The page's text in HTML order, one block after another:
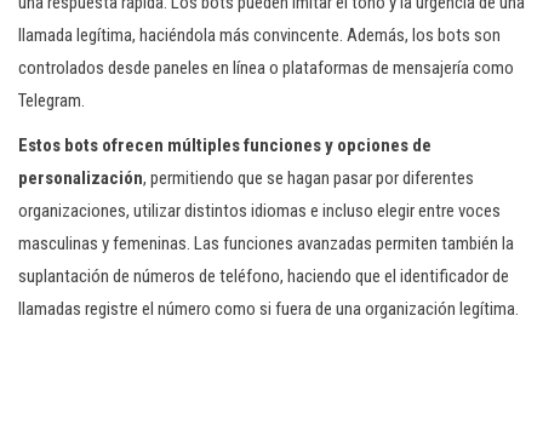
llamada legítima, haciéndola más convincente. Además, los bots son
controlados desde paneles en línea o plataformas de mensajería como
Telegram.
Estos bots ofrecen múltiples funciones y opciones de
personalización, permitiendo que se hagan pasar por diferentes
organizaciones, utilizar distintos idiomas e incluso elegir entre voces
masculinas y femeninas. Las funciones avanzadas permiten también la
suplantación de números de teléfono, haciendo que el identificador de
llamadas registre el número como si fuera de una organización legítima.